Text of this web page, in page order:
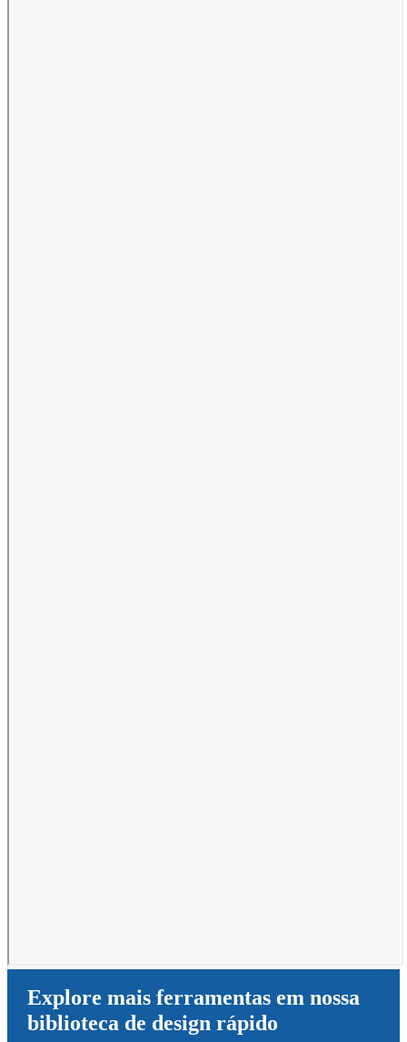
Explore mais ferramentas em nossa
biblioteca de design rápido